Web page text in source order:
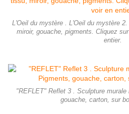
L'Oeil du mystère . L'Oeil du mystère
miroir, gouache, pigments. Cliquez
entier.
"REFLET" Reflet 3 . Sculpture murale
gouache, carton, sur